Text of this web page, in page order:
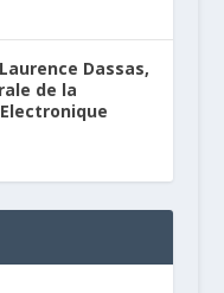
Dassas,
de la